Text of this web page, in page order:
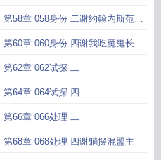
主
第58章 058身份 二谢约翰内斯范德
伯格盟主
第60章 060身份 四谢我吃魔鬼长大
的盟主
第62章 062试探 二
第64章 064试探 四
第66章 066处理 二
第68章 068处理 四谢躺摆混盟主